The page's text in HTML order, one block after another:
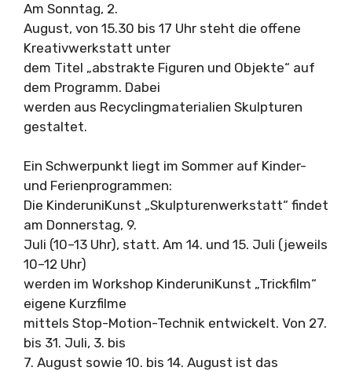
Am Sonntag, 2.
August, von 15.30 bis 17 Uhr steht die offene
Kreativwerkstatt unter
dem Titel „abstrakte Figuren und Objekte“ auf
dem Programm. Dabei
werden aus Recyclingmaterialien Skulpturen
gestaltet.
Ein Schwerpunkt liegt im Sommer auf Kinder-
und Ferienprogrammen:
Die KinderuniKunst „Skulpturenwerkstatt“ findet
am Donnerstag, 9.
Juli (10–13 Uhr), statt. Am 14. und 15. Juli (jeweils
10–12 Uhr)
werden im Workshop KinderuniKunst „Trickfilm“
eigene Kurzfilme
mittels Stop-Motion-Technik entwickelt. Von 27.
bis 31. Juli, 3. bis
7. August sowie 10. bis 14. August ist das